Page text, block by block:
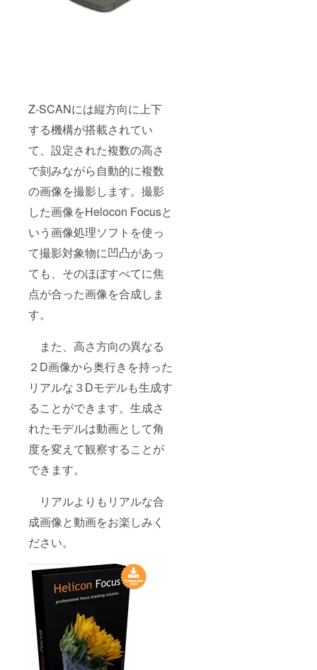
Z-SCANには縦方向に上下
する機構が搭載されてい
て、設定された複数の高さ
で刻みながら自動的に複数
の画像を撮影します。撮影
した画像をHelocon Focusと
いう画像処理ソフトを使っ
て撮影対象物に凹凸があっ
ても、そのほぼすべてに焦
点が合った画像を合成しま
す。
また、高さ方向の異なる
２D画像から奥行きを持った
リアルな３Dモデルも生成す
ることができます。生成さ
れたモデルは動画として角
度を変えて観察することが
できます。
リアルよりもリアルな合
成画像と動画をお楽しみく
ださい。